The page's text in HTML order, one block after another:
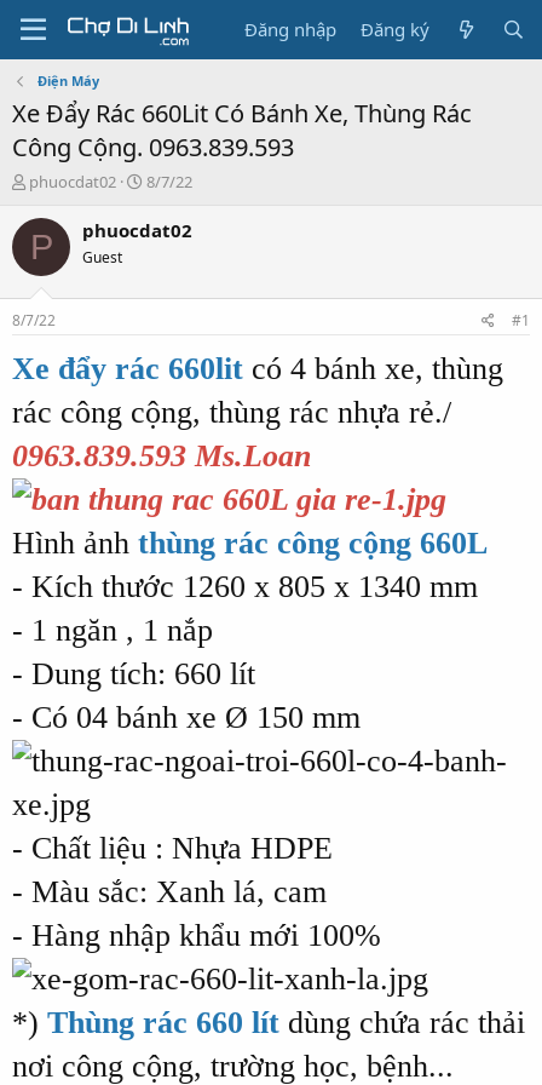
Đăng nhập Đăng ký
Điện Máy
Xe Đẩy Rác 660Lit Có Bánh Xe, Thùng Rác
Công Cộng. 0963.839.593
T
r
a
s
t
a
r
t
e
r
phuocdat02
N
à
8/7/22
P phuocdat02
Guest
8/7/22 #1
Xe đẩy rác 660lit có 4 bánh xe, thùng
rác công cộng, thùng rác nhựa rẻ./
0963.839.593 Ms.Loan
Hình ảnh thùng rác công cộng 660L
- Kích thước 1260 x 805 x 1340 mm
- 1 ngăn , 1 nắp
- Dung tích: 660 lít
- Có 04 bánh xe Ø 150 mm
- Chất liệu : Nhựa HDPE
- Màu sắc: Xanh lá, cam
- Hàng nhập khẩu mới 100%
*) Thùng rác 660 lít dùng chứa rác thải
nơi công cộng, trường học, bệnh...